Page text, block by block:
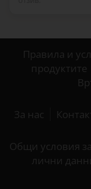
Правила и
продуктите
За нас
Общи условия
лични